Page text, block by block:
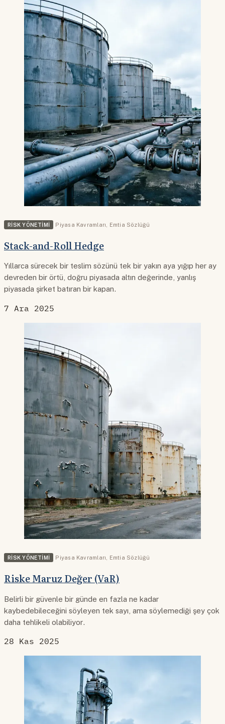
RISK YÖNETIMI Piyasa Kavramları Emtia Sözlüğü
Stack-and-Roll Hedge
Yıllarca sürecek bir teslim sözünü tek bir yakın aya yığıp her ay
devreden bir örtü, doğru piyasada altın değerinde, yanlış
piyasada şirket batıran bir kapan.
7 Ara 2025
RISK YÖNETIMI Piyasa Kavramları Emtia Sözlüğü
Riske Maruz Değer (VaR)
Belirli bir güvenle bir günde en fazla ne kadar
kaybedebileceğini söyleyen tek sayı, ama söylemediği şey çok
daha tehlikeli olabiliyor.
28 Kas 2025